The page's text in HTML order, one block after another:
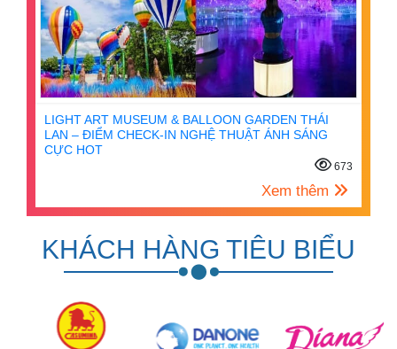
LIGHT ART MUSEUM & BALLOON GARDEN THÁI
LAN – ĐIỂM CHECK-IN NGHỆ THUẬT ÁNH SÁNG
CỰC HOT
673
Xem thêm
KHÁCH HÀNG TIÊU BIỂU